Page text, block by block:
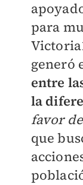
para
generó
entre
la
favor
que